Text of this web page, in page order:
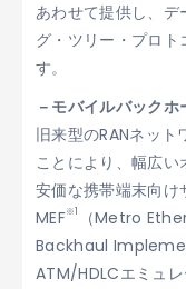
あわせて提供し、
グ・ツリー・プロト
す。
－モバイルバックホ
旧来型のRANネッ
ことにより、幅広
安価な携帯端末向け
MEF※1
（Metro
Backhaul
ATM/HDLCエミュ